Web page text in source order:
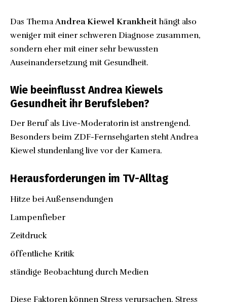
Das ThemaAndrea Kiewel Krankheithängt also
weniger mit einer schweren Diagnose zusammen,
sondern eher mit einer sehr bewussten
Auseinandersetzung mit Gesundheit.
Wie beeinflusst Andrea Kiewels
Gesundheit ihr Berufsleben?
Der Beruf als Live-Moderatorin ist anstrengend.
Besonders beim ZDF-Fernsehgarten steht Andrea
Kiewel stundenlang live vor der Kamera.
Herausforderungen im TV-Alltag
Hitze bei Außensendungen
Lampenfieber
Zeitdruck
öffentliche Kritik
ständige Beobachtung durch Medien
Diese Faktoren können Stress verursachen. Stress